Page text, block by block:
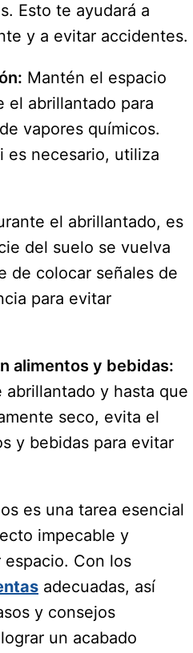
Esto te ayudará a
y a evitar accidentes.
Mantén el espacio
el abrillantado para
vapores químicos.
es necesario, utiliza
el abrillantado, es
del suelo se vuelva
de colocar señales de
para evitar
alimentos y bebidas:
y hasta que
seco, evita el
y bebidas para evitar
es una tarea esencial
impecable y
Con los
adecuadas, así
y consejos
un acabado